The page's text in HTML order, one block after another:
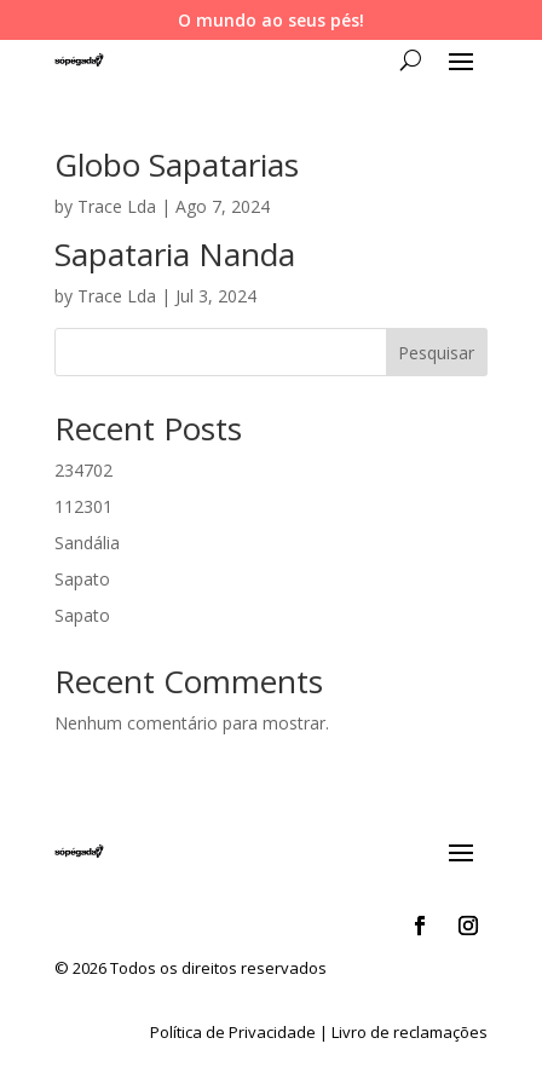
O mundo ao seus pés!
Globo Sapatarias
by Trace Lda | Ago 7, 2024
Sapataria Nanda
by Trace Lda | Jul 3, 2024
Pesquisar
Recent Posts
234702
112301
Sandália
Sapato
Sapato
Recent Comments
Nenhum comentário para mostrar.
© 2026 Todos os direitos reservados
Política de Privacidade |Livro de reclamações